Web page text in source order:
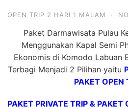
Penuh
OPEN TRIP 2 HARI 1 MALAM ·
Paket Darmawisata Pulau
Menggunakan Kapal Semi
Ekonomis di Komodo Labuan
Terbagi Menjadi 2 Pilihan yaitu
PAKET OPEN
PAKET PRIVATE TRIP & PAKET